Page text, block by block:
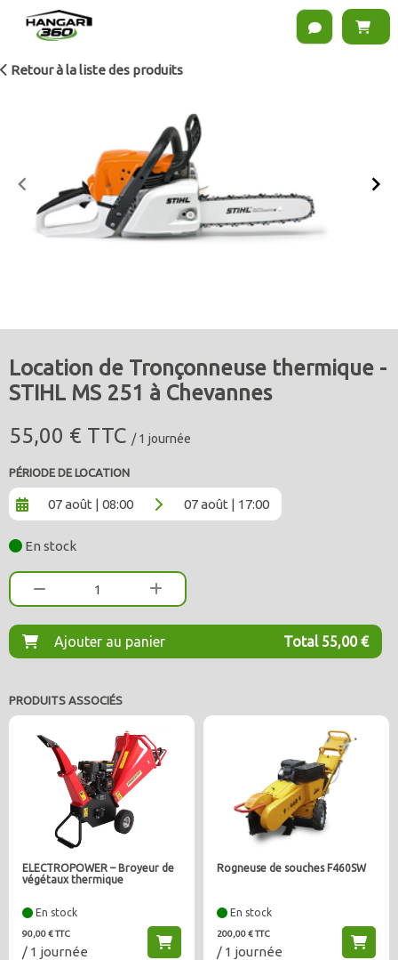
Retour à la liste des produits
2
Location de Tronçonneuse thermique -
STIHL MS 251 à Chevannes
55,00 € TTC / 1 journée
PÉRIODE DE LOCATION
07 août | 08:00 07 août | 17:00
En stock
1
Ajouter au panier Total 55,00 €
PRODUITS ASSOCIÉS
ELECTROPOWER – Broyeur de
végétaux thermique
En stock
90,00 € TTC
/ 1 journée
Rogneuse de souches F460SW
En stock
200,00 € TTC
/ 1 journée